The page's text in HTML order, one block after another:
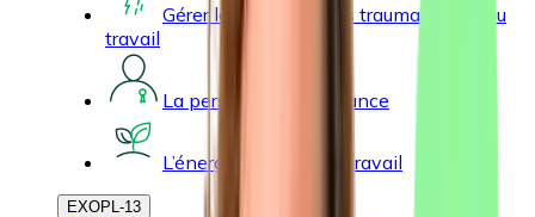
Gérer les événements traumatisants au
travail
La personne de confiance
L’énergie mentale au travail
EXOPL-13